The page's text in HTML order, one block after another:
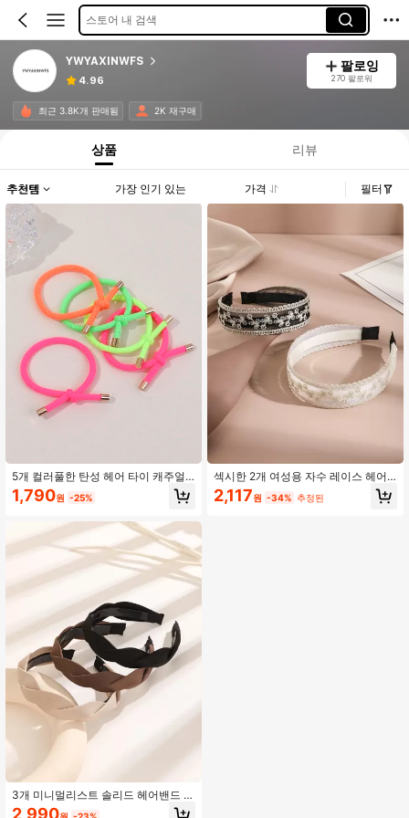
스토어 내 검색
YWYAXINWFS
4.96
팔로잉
270 팔로워
최근 3.8K개 판매됨 2K 재구매
상품 리뷰
추천템 가장 인기 있는 가격 필터
5개 컬러풀한 탄성 헤어 타이 캐주얼,
도파민 포니테일 홀더 헤어 엘라스틱
헤어 고무 밴드 스크런치, 헤어 보블,
1,790원 -25%
3개 미니멀리스트 솔리드 헤어밴드 데
일리 여행 데이트 휴가 캐주얼 반다나,
2,990
섹시한 2개 여성용 자수 레이스 헤어
밴드 발렌타인데이, 헤어밴드, 헤어 후
프 헤어 액세서리 헤드 액세서리
2,117원 -34% 추정된